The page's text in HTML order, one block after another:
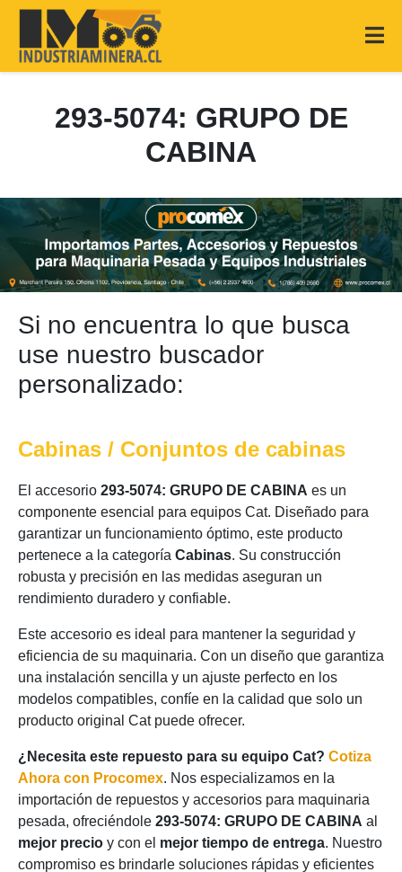
293-5074: GRUPO DE
CABINA
Si no encuentra lo que busca
use nuestro buscador
personalizado:
Cabinas / Conjuntos de cabinas
El accesorio 293-5074: GRUPO DE CABINA es un
componente esencial para equipos Cat. Diseñado para
garantizar un funcionamiento óptimo, este producto
pertenece a la categoría Cabinas. Su construcción
robusta y precisión en las medidas aseguran un
rendimiento duradero y confiable.
Este accesorio es ideal para mantener la seguridad y
eficiencia de su maquinaria. Con un diseño que garantiza
una instalación sencilla y un ajuste perfecto en los
modelos compatibles, confíe en la calidad que solo un
producto original Cat puede ofrecer.
¿Necesita este repuesto para su equipo Cat? Cotiza
Ahora con Procomex. Nos especializamos en la
importación de repuestos y accesorios para maquinaria
pesada, ofreciéndole 293-5074: GRUPO DE CABINA al
mejor precio y con el mejor tiempo de entrega. Nuestro
compromiso es brindarle soluciones rápidas y eficientes